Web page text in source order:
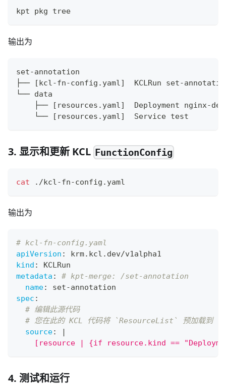
kpt pkg tree
输出为
set-annotation
├──
[kcl-fn-config.yaml]
KCLRun set-
└── data
    ├──
[ resources.yaml]
Deployment nginx-
    └──
[ resources.yaml]
  Service
test
3. 显示和更新 KCL FunctionConfig
cat ./kcl-fn-config.yaml
输出为
# kcl-fn-config.yaml
apiVersion :
krm.kcl.dev/v1alpha1
kind :
KCLRun
metadata :
# kpt-merge: /set-annotation
name: set-annotation
spec :
# 编辑此源代码
# 您在此的 KCL 代码将 `ResourceList` 预加载
source:
|
[resource | {if resource.kind ==
4. 测试和运行